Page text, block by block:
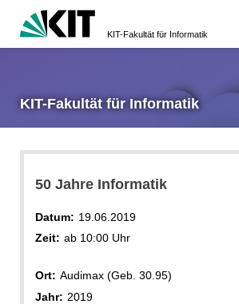
KIT-Fakultät für Informatik
KIT-Fakultät für Informatik
50 Jahre Informatik
Datum: 19.06.2019
Zeit: ab 10:00 Uhr
Ort: Audimax (Geb. 30.95)
Jahr: 2019